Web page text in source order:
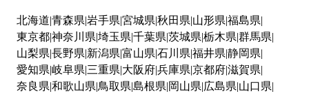
北海道 青森県 岩手県 宮城県 秋田県 山形県 福島県
東京都神奈川県 埼玉県 千葉県 茨城県 栃木県 群馬県
山梨県 長野県 新潟県 富山県 石川県 福井県 静岡県
愛知県 岐阜県 三重県 大阪府兵庫県 京都府滋賀県
奈良県 和歌山県 鳥取県 島根県 岡山県 広島県 山口県